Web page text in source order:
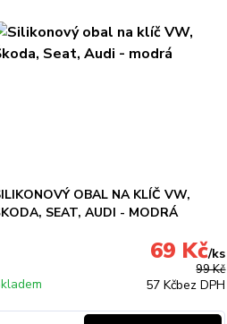
OBAL NA KLÍČ VW,
SEAT, AUDI - MODRÁ
99 Kč
69 Kč/ks
57 Kčbez DPH